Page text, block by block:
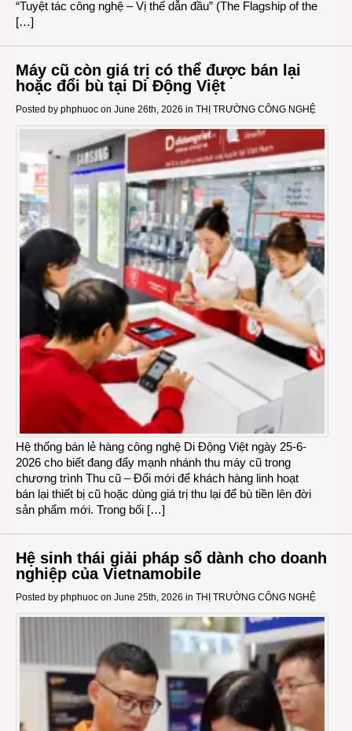
“Tuyệt tác công nghệ – Vị thế dẫn đầu” (The Flagship of the
[…]
Máy cũ còn giá trị có thể được bán lại
hoặc đổi bù tại Di Động Việt
Posted by phphuoc on June 26th, 2026 in THỊ TRƯỜNG CÔNG NGHỆ
Hệ thống bán lẻ hàng công nghệ Di Động Việt ngày 25-6-
2026 cho biết đang đẩy mạnh nhánh thu máy cũ trong
chương trình Thu cũ – Đổi mới để khách hàng linh hoạt
bán lại thiết bị cũ hoặc dùng giá trị thu lại để bù tiền lên đời
sản phẩm mới. Trong bối […]
Hệ sinh thái giải pháp số dành cho doanh
nghiệp của Vietnamobile
Posted by phphuoc on June 25th, 2026 in THỊ TRƯỜNG CÔNG NGHỆ